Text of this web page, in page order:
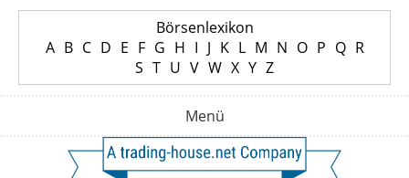
Börsenlexikon
A B C D E F G H I J K L M N O P Q R
S T U V W X Y Z
Menü